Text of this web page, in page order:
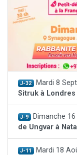
J-32 Mardi 8
Sitruk à
J-9 Dimanche 16
de Ungvar à
J-11 Mardi 18